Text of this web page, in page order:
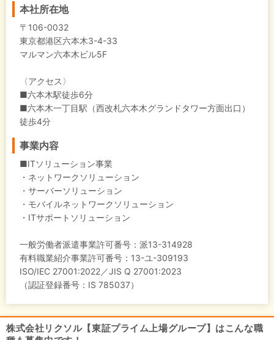
本社所在地
〒106-0032
東京都港区六本木3-4-33
マルマン六本木ビル5F
〈アクセス〉
■六本木駅徒歩6分
■六本木一丁目駅（西改札六本木グランドタワー方面出口）
徒歩4分
事業内容
■ITソリューション事業
・ネットワークソリューション
・サーバーソリューション
・モバイルネットワークソリューション
・ITサポートソリューション
一般労働者派遣事業許可番号：派13-314928
有料職業紹介事業許可番号：13-ユ-309193
ISO/IEC 27001:2022／JIS Q 27001:2023
（認証登録番号：IS 785037）
株式会社リクソル【東証プライム上場グループ】はこんな職